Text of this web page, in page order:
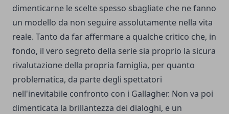
dimenticarne le scelte spesso sbagliate che ne fanno
un modello da non seguire assolutamente nella vita
reale. Tanto da far affermare a qualche critico che, in
fondo, il vero segreto della serie sia proprio la sicura
rivalutazione della propria famiglia, per quanto
problematica, da parte degli spettatori
nell'inevitabile confronto con i Gallagher. Non va poi
dimenticata la brillantezza dei dialoghi, e un